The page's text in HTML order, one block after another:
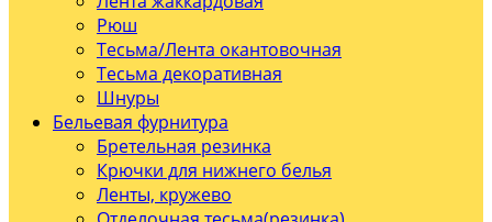
Рюш
Тесьма/Лента окантовочная
Тесьма декоративная
Шнуры
Бельевая фурнитура
Бретельная резинка
Крючки для нижнего белья
Ленты, кружево